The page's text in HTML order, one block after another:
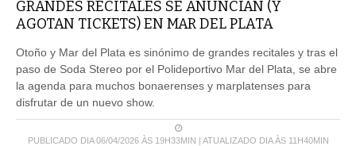
GRANDES RECITALES SE ANUNCIAN (Y
AGOTAN TICKETS) EN MAR DEL PLATA
Otoño y Mar del Plata es sinónimo de grandes recitales y tras el
paso de Soda Stereo por el Polideportivo Mar del Plata, se abre
la agenda para muchos bonaerenses y marplatenses para
disfrutar de un nuevo show.
PUBLICADO DIA 06/04/2026 ÀS 19H33MIN | ATUALIZADO DIA ÀS 11H40MIN